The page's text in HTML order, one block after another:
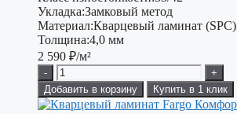
Укладка:Замковый метод
Материал:Кварцевый ламинат (SPC)
Толщина:4,0 мм
2 590 ₽/м²
-
+
Добавить в корзину
Купить в 1 клик